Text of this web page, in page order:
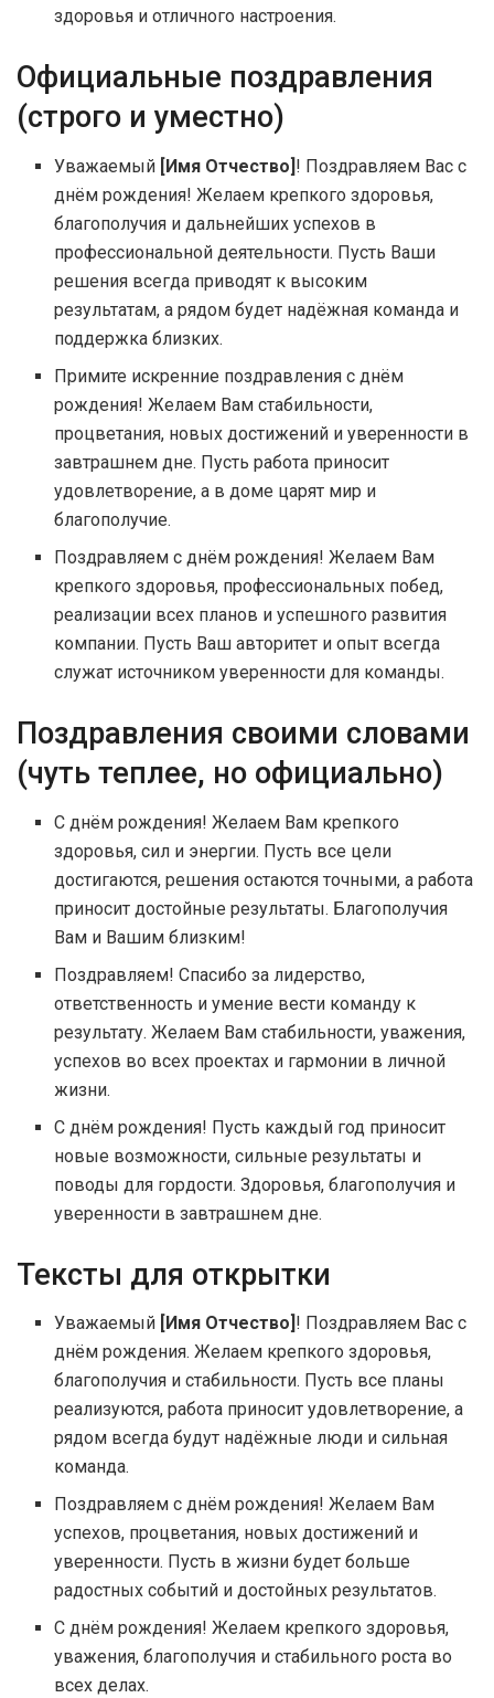
здоровья и отличного настроения.
Официальные поздравления
(строго и уместно)
Уважаемый [Имя Отчество] ! Поздравляем Вас с
днём рождения! Желаем крепкого здоровья,
благополучия и дальнейших успехов в
профессиональной деятельности. Пусть Ваши
решения всегда приводят к высоким
результатам, а рядом будет надёжная команда и
поддержка близких.
Примите искренние поздравления с днём
рождения! Желаем Вам стабильности,
процветания, новых достижений и уверенности в
завтрашнем дне. Пусть работа приносит
удовлетворение, а в доме царят мир и
благополучие.
Поздравляем с днём рождения! Желаем Вам
крепкого здоровья, профессиональных побед,
реализации всех планов и успешного развития
компании. Пусть Ваш авторитет и опыт всегда
служат источником уверенности для команды.
Поздравления своими словами
(чуть теплее, но официально)
С днём рождения! Желаем Вам крепкого
здоровья, сил и энергии. Пусть все цели
достигаются, решения остаются точными, а работа
приносит достойные результаты. Благополучия
Вам и Вашим близким!
Поздравляем! Спасибо за лидерство,
ответственность и умение вести команду к
результату. Желаем Вам стабильности, уважения,
успехов во всех проектах и гармонии в личной
жизни.
С днём рождения! Пусть каждый год приносит
новые возможности, сильные результаты и
поводы для гордости. Здоровья, благополучия и
уверенности в завтрашнем дне.
Тексты для открытки
Уважаемый [Имя Отчество] ! Поздравляем Вас с
днём рождения. Желаем крепкого здоровья,
благополучия и стабильности. Пусть все планы
реализуются, работа приносит удовлетворение, а
рядом всегда будут надёжные люди и сильная
команда.
Поздравляем с днём рождения! Желаем Вам
успехов, процветания, новых достижений и
уверенности. Пусть в жизни будет больше
радостных событий и достойных результатов.
С днём рождения! Желаем крепкого здоровья,
уважения, благополучия и стабильного роста во
всех делах.